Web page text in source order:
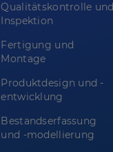
Qualitätskontrolle und
Inspektion
Fertigung und
Montage
Produktdesign und -
entwicklung
Bestandserfassung
und -modellierung